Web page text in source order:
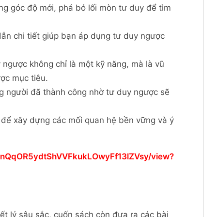
góc độ mới, phá bỏ lối mòn tư duy để tìm
chi tiết giúp bạn áp dụng tư duy ngược
không chỉ là một kỹ năng, mà là vũ
mục tiêu.
người đã thành công nhờ tư duy ngược sẽ
xây dựng các mối quan hệ bền vững và ý
view?
lý sâu sắc, cuốn sách còn đưa ra các bài